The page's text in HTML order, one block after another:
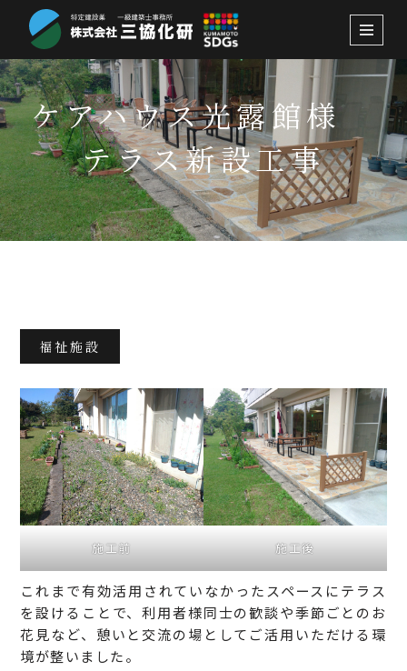
ン
テ
ン
ツ
へ
ス
キ
ッ
プ
ケアハウス光露館様
テラス新設工事
福祉施設
2026.6.4
施工前 施工後
これまで有効活用されていなかったスペースにテラス
を設けることで、利用者様同士の歓談や季節ごとのお
花見など、憩いと交流の場としてご活用いただける環
境が整いました。